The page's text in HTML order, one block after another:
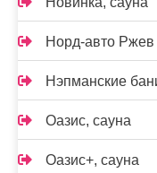
Норд-авто Ржев
Нэпманские
Оазис, сауна
Оазис+, сауна